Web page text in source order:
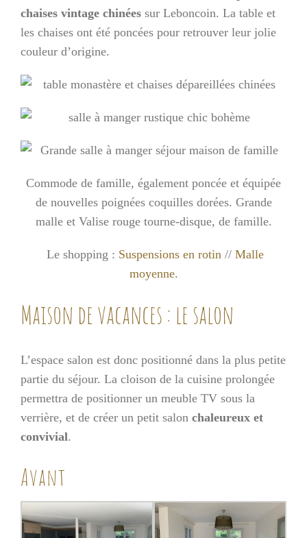
chaises vintage chinées sur Leboncoin. La table et
les chaises ont été poncées pour retrouver leur jolie
couleur d’origine.
Commode de famille, également poncée et équipée
de nouvelles poignées coquilles dorées. Grande
malle et Valise rouge tourne-disque, de famille.
Le shopping : Suspensions en rotin // Malle
moyenne.
Maison de vacances : le salon
L’espace salon est donc positionné dans la plus petite
partie du séjour. La cloison de la cuisine prolongée
permettra de positionner un meuble TV sous la
verrière, et de créer un petit salon chaleureux et
convivial.
Avant